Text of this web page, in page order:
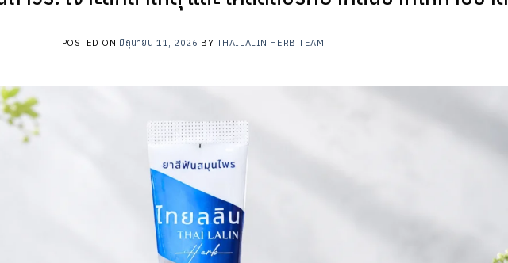
POSTED ON มิถุนายน 11, 2026 BY THAILALIN HERB TEAM